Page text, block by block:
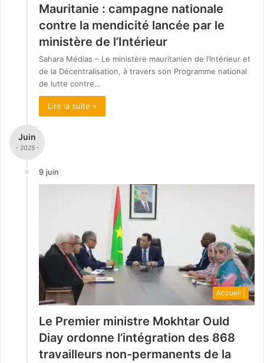
Mauritanie : campagne nationale
contre la mendicité lancée par le
ministère de l’Intérieur
Sahara Médias – Le ministère mauritanien de l’Intérieur et
de la Décentralisation, à travers son Programme national
de lutte contre…
Lire la suite »
Juin
- 2025 -
9 juin
Accueil |
Le Premier ministre Mokhtar Ould
Diay ordonne l’intégration des 868
travailleurs non-permanents de la